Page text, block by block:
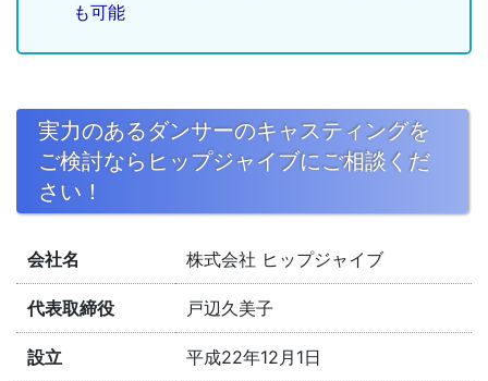
も可能
実力のあるダンサーのキャスティングを
ご検討ならヒップジャイブにご相談くだ
さい！
会社名 株式会社 ヒップジャイブ
代表取締役 戸辺久美子
設立 平成22年12月1日